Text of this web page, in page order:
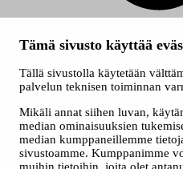
Tämä sivusto käyttää
Tällä sivustolla käytetään
palvelun teknisen toiminnan
Mikäli annat siihen luvan,
median ominaisuuksien
median kumppaneillemme
sivustoamme. Kumppanimme
Kaikki oikeudet muutoksiin
Saavutettavuusseloste
Tietosuojaselosteet